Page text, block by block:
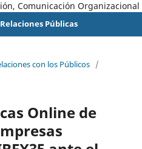
Comunicación Organizacional
Públicas
con los Públicos /
Online de